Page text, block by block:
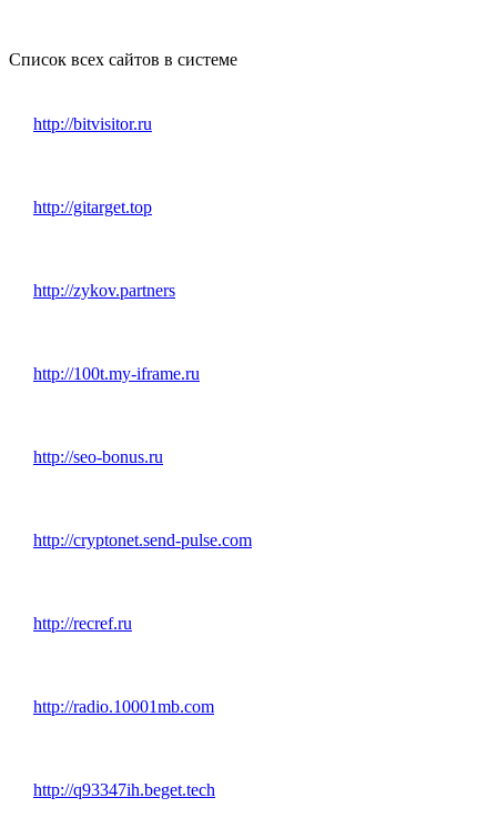
Список всех сайтов в системе
http://bitvisitor.ru
http://gitarget.top
http://zykov.partners
http://100t.my-iframe.ru
http://seo-bonus.ru
http://cryptonet.send-pulse.com
http://recref.ru
http://radio.10001mb.com
http://q93347ih.beget.tech